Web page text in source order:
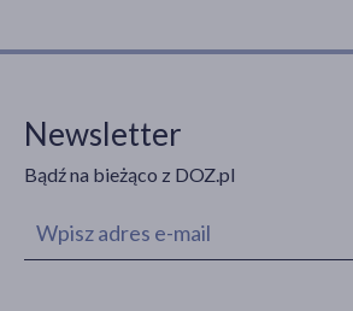
Newsletter
Bądź na bieżąco z DOZ.pl